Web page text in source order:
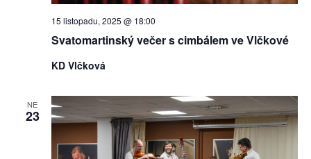
Svatomartinský večer s cimbálem ve Vlčkové
15 listopadu, 2025 @ 18:00
KD Vlčková
NE
23